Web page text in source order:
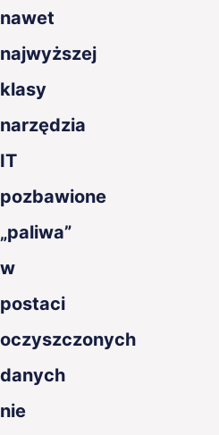
nawet
najwyższej
klasy
narzędzia
IT
pozbawione
„paliwa”
w
postaci
oczyszczonych
danych
nie